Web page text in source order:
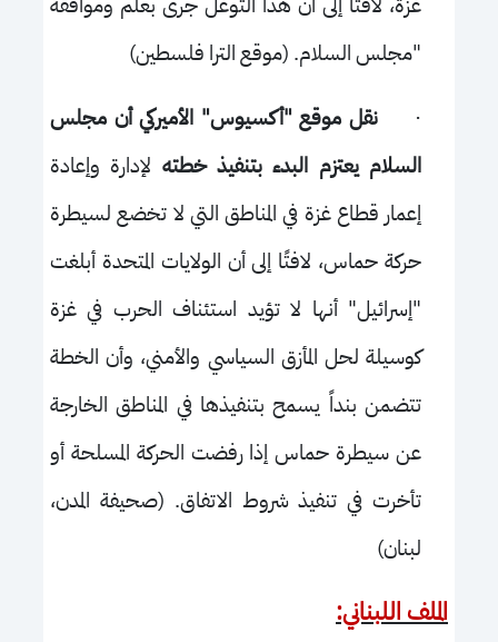
"مجلس السلام. (موقع الترا فلسطين)
· نقل موقع "أكسيوس" الأميركي أن مجلس
السلام يعتزم البدء بتنفيذ خطته لإدارة وإعادة
إعمار قطاع غزة في المناطق التي لا تخضع لسيطرة
حركة حماس، لافتًا إلى أن الولايات المتحدة أبلغت
"إسرائيل" أنها لا تؤيد استئناف الحرب في غزة
كوسيلة لحل المأزق السياسي والأمني، وأن الخطة
تتضمن بنداً يسمح بتنفيذها في المناطق الخارجة
عن سيطرة حماس إذا رفضت الحركة المسلحة أو
تأخرت في تنفيذ شروط الاتفاق. (صحيفة المدن،
لبنان)
الملف اللبناني: